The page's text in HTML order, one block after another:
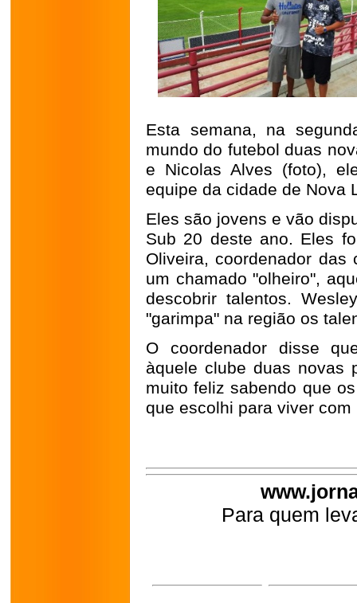
Esta semana, na
mundo do futebol duas
e Nicolas Alves (foto),
equipe da cidade de Nova
Eles são jovens e vão
Sub 20 deste ano. Eles
Oliveira, coordenador
um chamado "olheiro",
descobrir talentos.
"garimpa" na região os
O coordenador disse
àquele clube duas novas
muito feliz sabendo que
que escolhi para viver
Para quem